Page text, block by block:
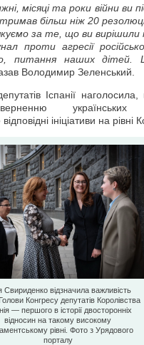
місяці та роки війни ви
більш ніж 20
за те, що ви
проти агресії
питання наших дітей.
Володимир Зеленський.
Іспанії наголосила,
ініціативи на рівні
Свириденко відзначила важливість
Конгресу депутатів Королівства
— першого в історії двосторонніх
відносин на такому високому
рівні. Фото з Урядового
порталу